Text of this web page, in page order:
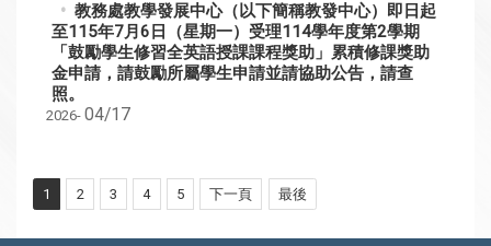
教務處教學發展中心（以下簡稱教發中心）即日起
至115年7月6日（星期一）受理114學年度第2學期
「鼓勵學生修習全英語授課課程獎助」累積修課獎助
金申請，請鼓勵所屬學生申請並請協助公告，請查
照。
2026- 04/17
1 2 3 4 5 下一頁 最後